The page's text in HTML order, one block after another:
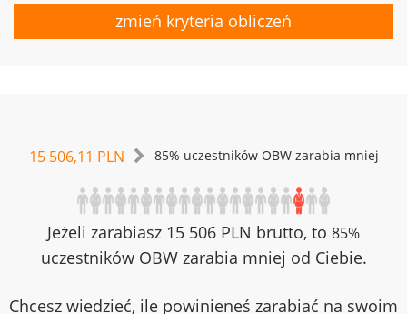
zmień kryteria obliczeń
15 506,11 PLN 85% uczestników OBW zarabia mniej
Jeżeli zarabiasz 15 506 PLN brutto, to 85%
uczestników OBW zarabia mniej od Ciebie.
Chcesz wiedzieć, ile powinieneś zarabiać na swoim